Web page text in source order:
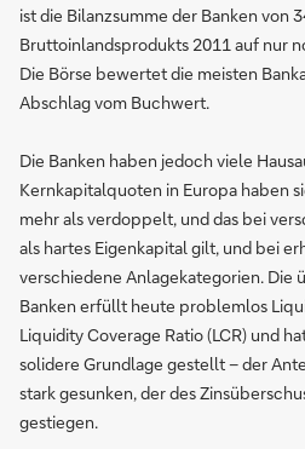
ist die Bilanzsumme der Banken von
Bruttoinlandsprodukts 2011 auf nur
Die Börse bewertet die meisten
Abschlag vom Buchwert.
Die Banken haben jedoch viele
Kernkapitalquoten in Europa haben
mehr als verdoppelt, und das bei
als hartes Eigenkapital gilt, und bei
verschiedene Anlagekategorien. Die
Banken erfüllt heute problemlos
Liquidity Coverage Ratio (LCR) und
solidere Grundlage gestellt – der
stark gesunken, der des
gestiegen.